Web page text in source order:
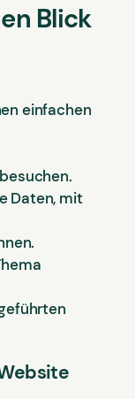
Blick
einfachen
Daten, mit